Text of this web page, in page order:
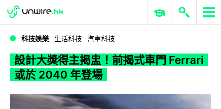
WWDC 2026 ERP 與商業 AI
科技娛樂 生活科技 汽車科技
設計大獎得主揭盅！前揭式車門 Ferrari
或於 2040 年登場